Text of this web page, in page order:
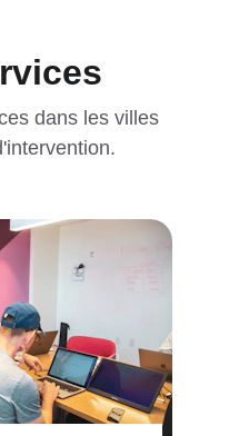
dans les villes